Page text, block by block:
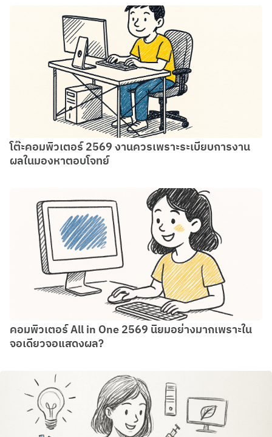
โต๊ะคอมพิวเตอร์ 2569 งานควรเพราะระเบียบการงาน
ผลในมองหาตอบโจทย์
คอมพิวเตอร์ All in One 2569 นิยมอย่างมากเพราะใน
จอเดียวจอแสดงผล?